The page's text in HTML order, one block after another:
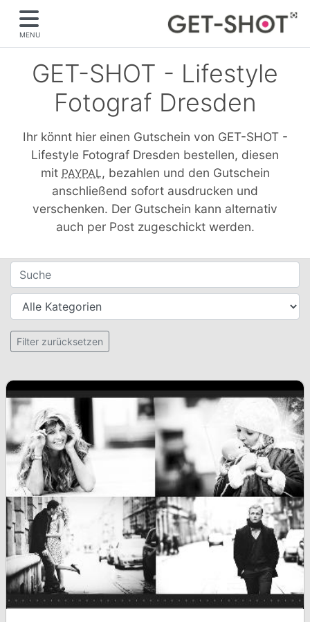
MENU
GET-SHOT - Lifestyle
Fotograf Dresden
Ihr könnt hier einen Gutschein von GET-SHOT -
Lifestyle Fotograf Dresden bestellen, diesen
mit PAYPAL, bezahlen und den Gutschein
anschließend sofort ausdrucken und
verschenken. Der Gutschein kann alternativ
auch per Post zugeschickt werden.
Filter für Gutscheine
Suche
Kategorien
Filter zurücksetzen
Setzt alle Filter zurück